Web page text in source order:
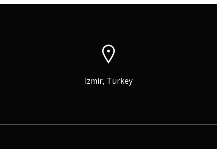
İzmir, Turkey